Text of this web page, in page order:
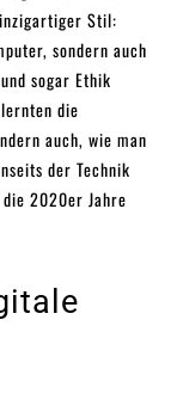
Stil:
sondern auch
sogar Ethik
die
auch, wie man
der Technik
2020er Jahre